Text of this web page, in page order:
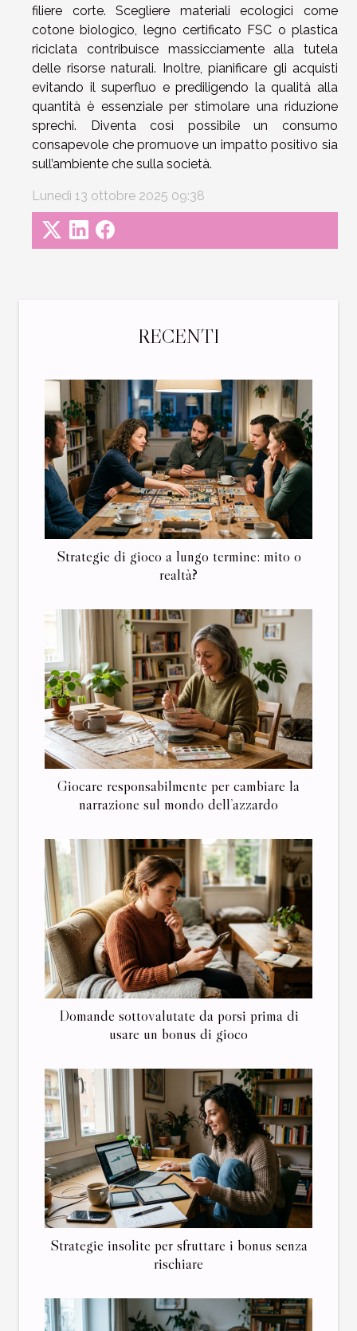
RECENTI
Strategie di gioco a lungo termine: mito o
realtà?
Giocare responsabilmente per cambiare la
narrazione sul mondo dell’azzardo
Domande sottovalutate da porsi prima di
usare un bonus di gioco
Strategie insolite per sfruttare i bonus senza
rischiare
filiere corte. Scegliere materiali ecologici come
cotone biologico, legno certificato FSC o plastica
riciclata contribuisce massicciamente alla tutela
delle risorse naturali. Inoltre, pianificare gli acquisti
evitando il superfluo e prediligendo la qualità alla
quantità è essenziale per stimolare una riduzione
sprechi. Diventa così possibile un consumo
consapevole che promuove un impatto positivo sia
sull’ambiente che sulla società.
Lunedì 13 ottobre 2025 09:38